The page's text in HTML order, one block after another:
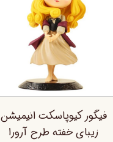
فیگور کیوپاسکت انیمیشن
زیبای خفته طرح آرورا